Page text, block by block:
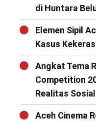
di Huntara
Elemen Sipil
Kasus
Angkat Tema
Competition
Realitas Sosial
Aceh Cinema